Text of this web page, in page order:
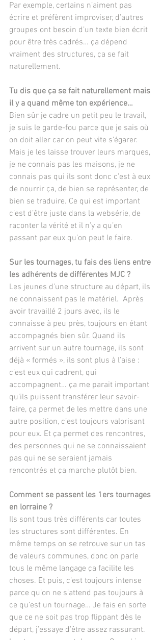
Par exemple, certains n’aiment pas
écrire et préfèrent improviser, d’autres
groupes ont besoin d’un texte bien écrit
pour être très cadrés… ça dépend
vraiment des structures, ça se fait
naturellement.
Tu dis que ça se fait naturellement mais
il y a quand même ton expérience…
Bien sûr je cadre un petit peu le travail,
je suis le garde-fou parce que je sais où
on doit aller car on peut vite s’égarer.
Mais je les laisse trouver leurs marques,
je ne connais pas les maisons, je ne
connais pas qui ils sont donc c’est à eux
de nourrir ça, de bien se représenter, de
bien se traduire. Ce qui est important
c’est d’être juste dans la websérie, de
raconter la vérité et il n’y a qu’en
passant par eux qu’on peut le faire.
Sur les tournages, tu fais des liens entre
les adhérents de différentes MJC ?
Les jeunes d’une structure au départ, ils
ne connaissent pas le matériel.  Après
avoir travaillé 2 jours avec, ils le
connaisse à peu près, toujours en étant
accompagnés bien sûr. Quand ils
arrivent sur un autre tournage, ils sont
déjà « formés », ils sont plus à l’aise :
c’est eux qui cadrent, qui
accompagnent… ça me parait important
qu’ils puissent transférer leur savoir-
faire, ça permet de les mettre dans une
autre position, c’est toujours valorisant
pour eux. Et ça permet des rencontres,
des personnes qui ne se connaissaient
pas qui ne se seraient jamais
rencontrés et ça marche plutôt bien.
Comment se passent les 1ers tournages
en lorraine ?
Ils sont tous très différents car toutes
les structures sont différentes. En
même temps on se retrouve sur un tas
de valeurs communes, donc on parle
tous le même langage ça facilite les
choses. Et puis, c’est toujours intense
parce qu’on ne s’attend pas toujours à
ce qu’est un tournage… Je fais en sorte
que ce ne soit pas trop flippant dès le
départ, j’essaye d’être assez rassurant.